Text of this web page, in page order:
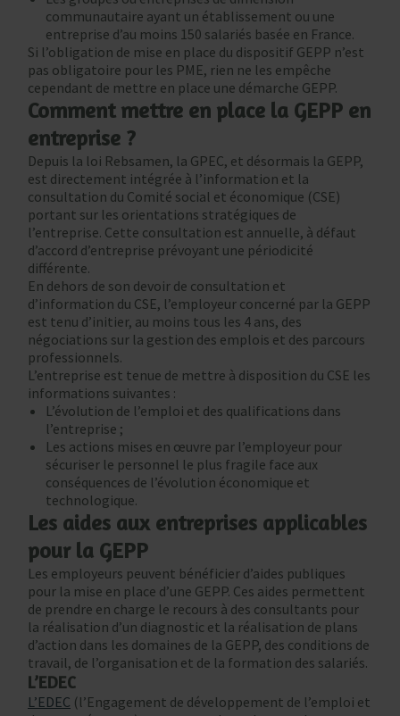
communautaire ayant un établissement ou une
entreprise d’au moins 150 salariés basée en France.
Si l’obligation de mise en place du dispositif GEPP n’est
pas obligatoire pour les PME, rien ne les empêche
cependant de mettre en place une démarche GEPP.
Comment mettre en place la GEPP en
entreprise ?
Depuis la loi Rebsamen, la GPEC, et désormais la GEPP,
est directement intégrée à l’information et la
consultation du Comité social et économique (CSE)
portant sur les orientations stratégiques de
l’entreprise. Cette consultation est annuelle, à défaut
d’accord d’entreprise prévoyant une périodicité
différente.
En dehors de son devoir de consultation et
d’information du CSE, l’employeur concerné par la GEPP
est tenu d’initier, au moins tous les 4 ans, des
négociations sur la gestion des emplois et des parcours
professionnels.
L’entreprise est tenue de mettre à disposition du CSE les
informations suivantes :
L’évolution de l’emploi et des qualifications dans
l’entreprise ;
Les actions mises en œuvre par l’employeur pour
sécuriser le personnel le plus fragile face aux
conséquences de l’évolution économique et
technologique.
Les aides aux entreprises applicables
pour la GEPP
Les employeurs peuvent bénéficier d’aides publiques
pour la mise en place d’une GEPP. Ces aides permettent
de prendre en charge le recours à des consultants pour
la réalisation d’un diagnostic et la réalisation de plans
d’action dans les domaines de la GEPP, des conditions de
travail, de l’organisation et de la formation des salariés.
L’EDEC
L’EDEC (l’Engagement de développement de l’emploi et